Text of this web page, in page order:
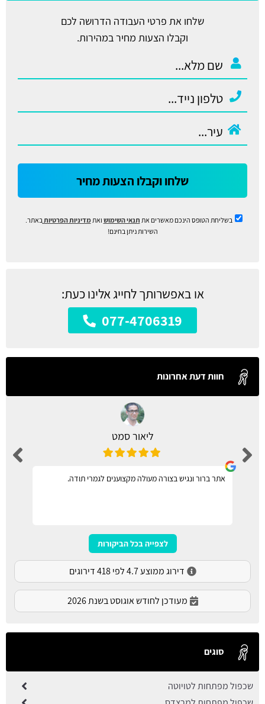
שלחו את פרטי העבודה הדרושה לכם
וקבלו הצעות מחיר במהירות.
שלחו וקבלו הצעות מחיר
בשליחת הטופס הינכם מאשרים את תנאי השימוש ואתמדיניות הפרטיותבאתר.
השירות ניתן בחינם!
או באפשרותך לחייג אלינו כעת:
077-4706319
חוות דעת אחרונות
ליאור סמט
אתר ברור ונגיש בצורה מעולה מקצוענים לגמרי תודה.
לצפייה בכל הביקורות
דירוג ממוצע 4.7 לפי 418 דירוגים
מעודכן לחודש אוגוסט בשנת 2026
סוגים
שכפול מפתחות לטויוטה